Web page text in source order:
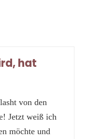
hat
von den
Jetzt weiß ich
möchte und